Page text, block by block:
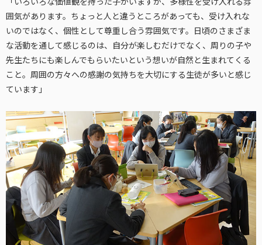
囲気があります。ちょっと人と違うところがあっても、受け入れな
いのではなく、個性として尊重し合う雰囲気です。日頃のさまざま
な活動を通して感じるのは、自分が楽しむだけでなく、周りの子や
先生たちにも楽しんでもらいたいという想いが自然と生まれてくる
こと。周囲の方々への感謝の気持ちを大切にする生徒が多いと感じ
ています」